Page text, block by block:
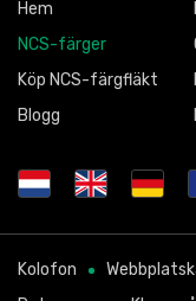
Hem
NCS-färger
Köp NCS-färgfläkt
Blogg
Kolofon